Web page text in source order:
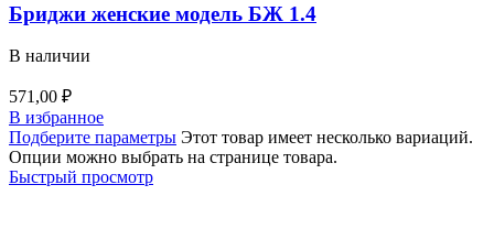
Бриджи женские модель БЖ 1.4
В наличии
571,00 ₽
В избранное
Подберите параметры Этот товар имеет несколько вариаций.
Опции можно выбрать на странице товара.
Быстрый просмотр